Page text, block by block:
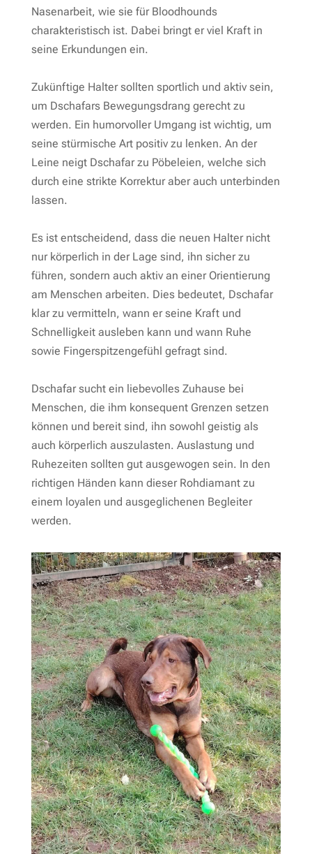
Nasenarbeit, wie sie für Bloodhounds
charakteristisch ist. Dabei bringt er viel Kraft in
seine Erkundungen ein.
Zukünftige Halter sollten sportlich und aktiv sein,
um Dschafars Bewegungsdrang gerecht zu
werden. Ein humorvoller Umgang ist wichtig, um
seine stürmische Art positiv zu lenken. An der
Leine neigt Dschafar zu Pöbeleien, welche sich
durch eine strikte Korrektur aber auch unterbinden
lassen.
Es ist entscheidend, dass die neuen Halter nicht
nur körperlich in der Lage sind, ihn sicher zu
führen, sondern auch aktiv an einer Orientierung
am Menschen arbeiten. Dies bedeutet, Dschafar
klar zu vermitteln, wann er seine Kraft und
Schnelligkeit ausleben kann und wann Ruhe
sowie Fingerspitzengefühl gefragt sind.
Dschafar sucht ein liebevolles Zuhause bei
Menschen, die ihm konsequent Grenzen setzen
können und bereit sind, ihn sowohl geistig als
auch körperlich auszulasten. Auslastung und
Ruhezeiten sollten gut ausgewogen sein. In den
richtigen Händen kann dieser Rohdiamant zu
einem loyalen und ausgeglichenen Begleiter
werden.